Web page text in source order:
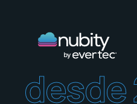
desde